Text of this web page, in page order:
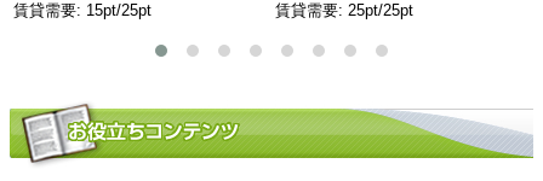
賃貸需要: 15pt/25pt
賃貸需要: 25pt/25pt